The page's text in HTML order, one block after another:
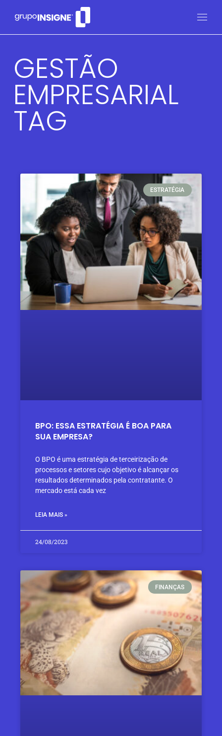
GESTÃO
EMPRESARIAL
TAG
ESTRATÉGIA
BPO: ESSA ESTRATÉGIA É BOA PARA
SUA EMPRESA?
O BPO é uma estratégia de terceirização de
processos e setores cujo objetivo é alcançar os
resultados determinados pela contratante. O
mercado está cada vez
LEIA MAIS »
24/08/2023
FINANÇAS​